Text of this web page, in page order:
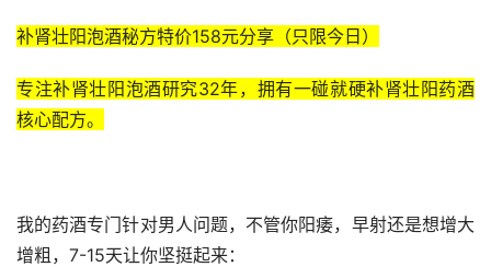
补肾壮阳泡酒秘方特价158元分享（只限今日）
专注补肾壮阳泡酒研究32年，拥有一碰就硬补肾壮阳药酒
核心配方。
我的药酒专门针对男人问题，不管你阳痿，早射还是想增大
增粗，7-15天让你坚挺起来：